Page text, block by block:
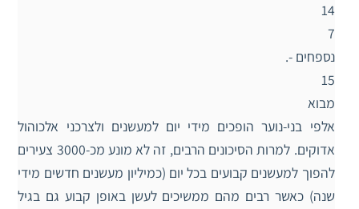
14
7
נספחים -.
15
מבוא
אלפי בני-נוער הופכים מידי יום למעשנים ולצרכני אלכוהול
אדוקים. למרות הסיכונים הרבים, זה לא מונע מכ-3000 צעירים
להפוך למעשנים קבועים בכל יום (כמיליון מעשנים חדשים מידי
שנה) כאשר רבים מהם ממשיכים לעשן באופן קבוע גם בגיל